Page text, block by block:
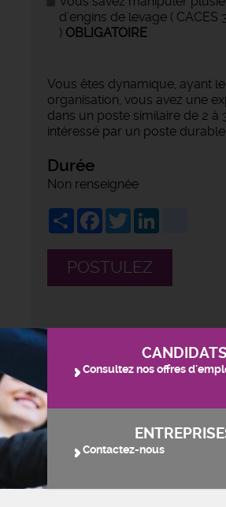
d’engins de levage ( CACES
) OBLIGATOIRE
Vous êtes dynamique, ayant
organisation, vous avez une
dans un poste similaire de 2 à
intéressé par un poste durable.
Durée
Non renseignée
ShareFacebook
Twitter
POSTULEZ
CANDIDATS
Consultez nos offres
Contactez-nous